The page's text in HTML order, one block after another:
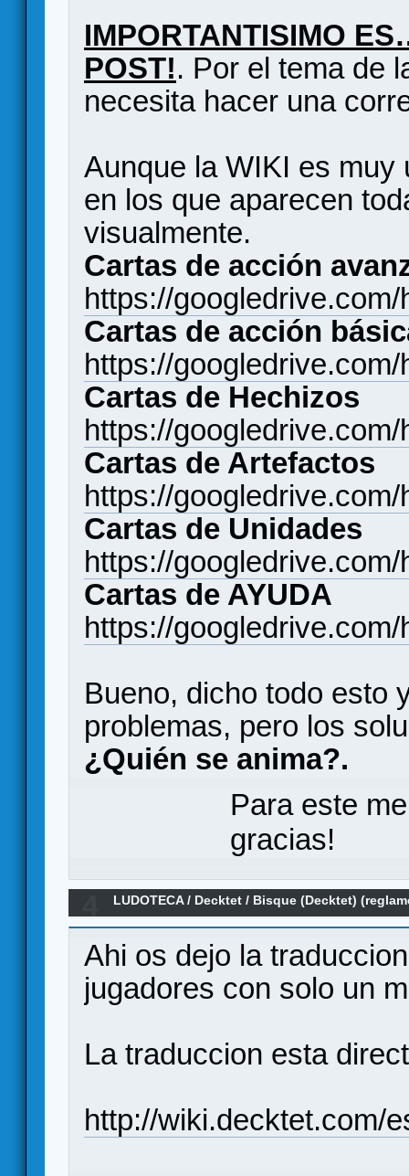
IMPORTANTISIMO
POST!. Por el tema de
necesita hacer una
Aunque la WIKI es
en los que aparecen
visualmente.
Cartas de acción
https://
Cartas de acción
https://
Cartas de Hechizos
https://
Cartas de Artefactos
https://
Cartas de Unidades
https://
Cartas de AYUDA
https://
Bueno, dicho todo esto
problemas, pero los
¿Quién se anima?.
Para este
gracias!
LUDOTECA/ Decktet / Bisque (Decktet)
Ahi os dejo la
jugadores con solo un
La traduccion esta
http://wiki.decktet.com/